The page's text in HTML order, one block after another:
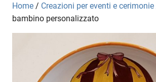
Home / Creazioni per eventi e cerimonie
bambino personalizzato